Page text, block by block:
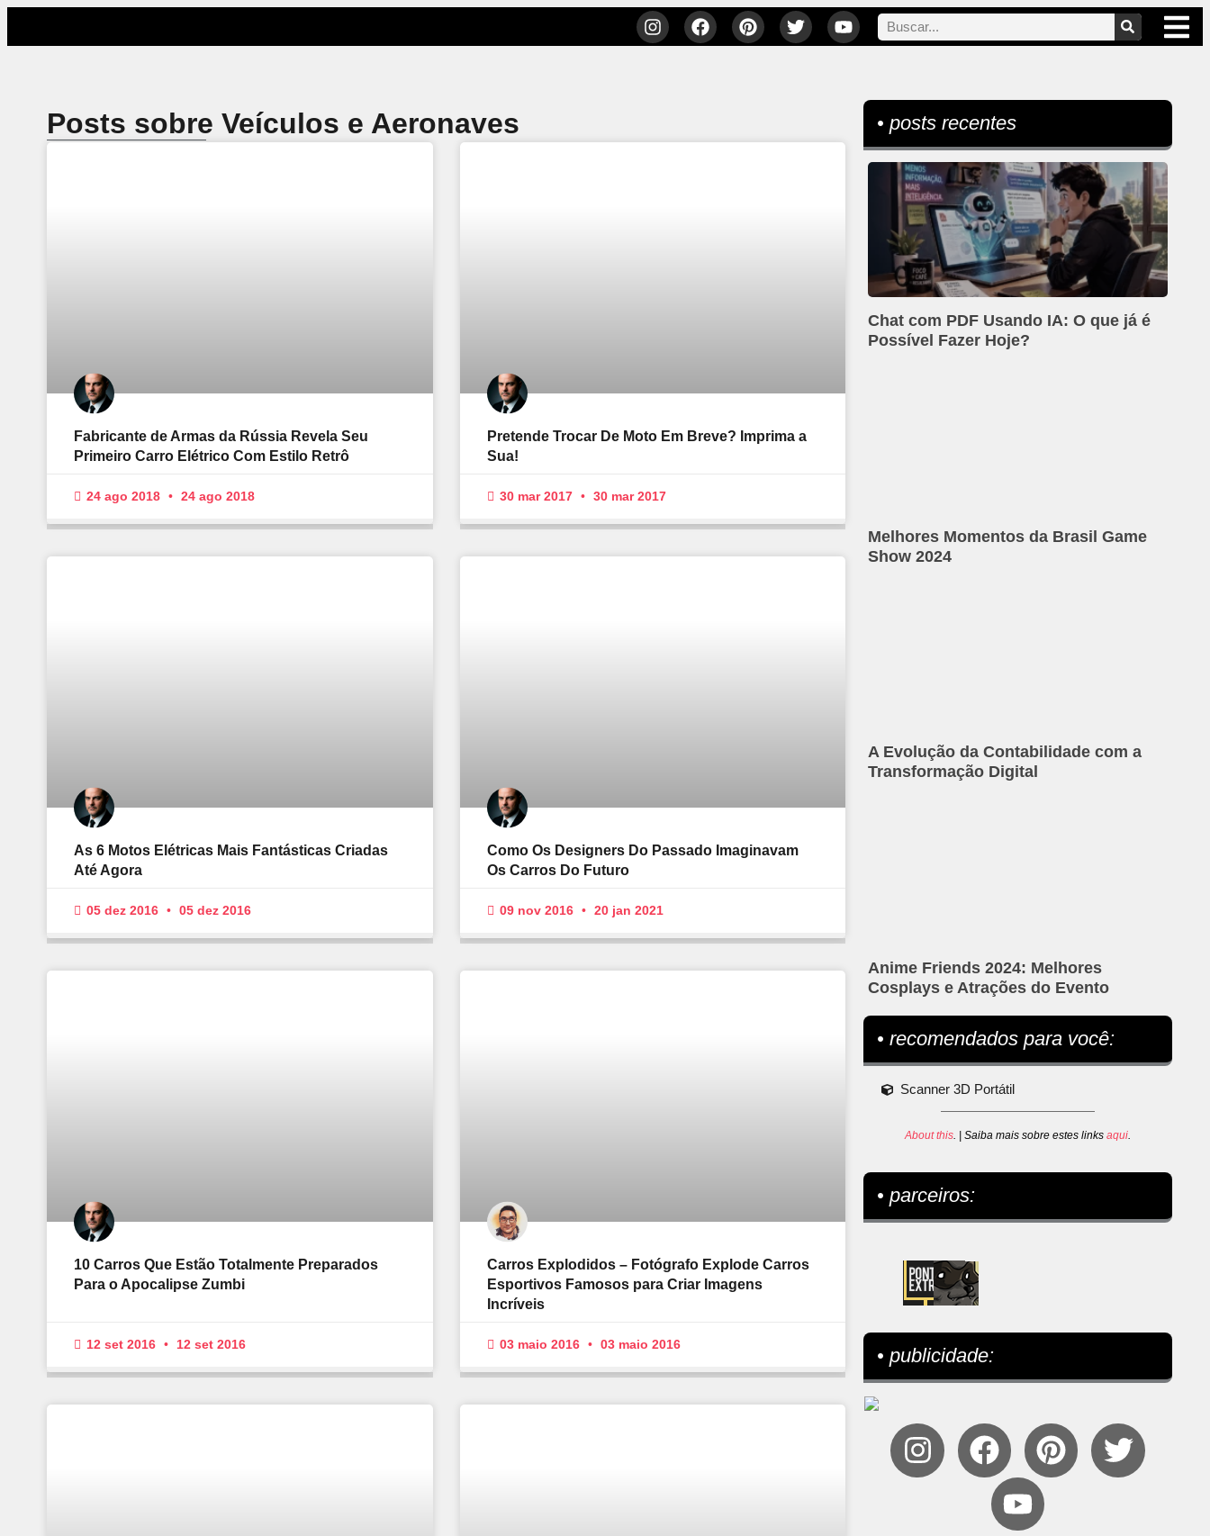
Posts sobre Veículos e Aeronaves
Fabricante de Armas da Rússia Revela Seu
Primeiro Carro Elétrico Com Estilo Retrô
24 ago 2018 24 ago 2018
Pretende Trocar De Moto Em Breve? Imprima a
Sua!
30 mar 2017 30 mar 2017
As 6 Motos Elétricas Mais Fantásticas Criadas
Até Agora
05 dez 2016 05 dez 2016
Como Os Designers Do Passado Imaginavam
Os Carros Do Futuro
09 nov 2016 20 jan 2021
10 Carros Que Estão Totalmente Preparados
Para o Apocalipse Zumbi
12 set 2016 12 set 2016
Carros Explodidos – Fotógrafo Explode Carros
Esportivos Famosos para Criar Imagens
Incríveis
03 maio 2016 03 maio 2016
• posts recentes
Chat com PDF Usando IA: O que já é
Possível Fazer Hoje?
Melhores Momentos da Brasil Game
Show 2024
A Evolução da Contabilidade com a
Transformação Digital
Anime Friends 2024: Melhores
Cosplays e Atrações do Evento
• recomendados para você:
Scanner 3D Portátil
About this. | Saiba mais sobre estes linksaqui.
• parceiros:
• publicidade: